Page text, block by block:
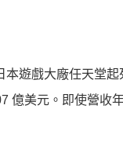
本遊戲大廠任天堂
億美元。即使營收